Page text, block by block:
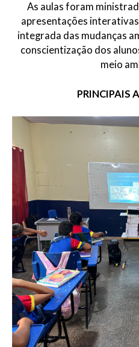
As aulas foram
apresentações
integrada das mudanças
conscientização dos
meio
PRINCIPAIS